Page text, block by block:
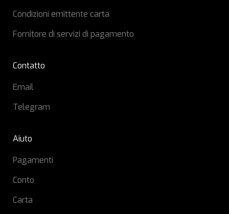
Condizioni emittente carta
Fornitore di servizi di pagamento
Contatto
Email
Telegram
Aiuto
Pagamenti
Conto
Carta